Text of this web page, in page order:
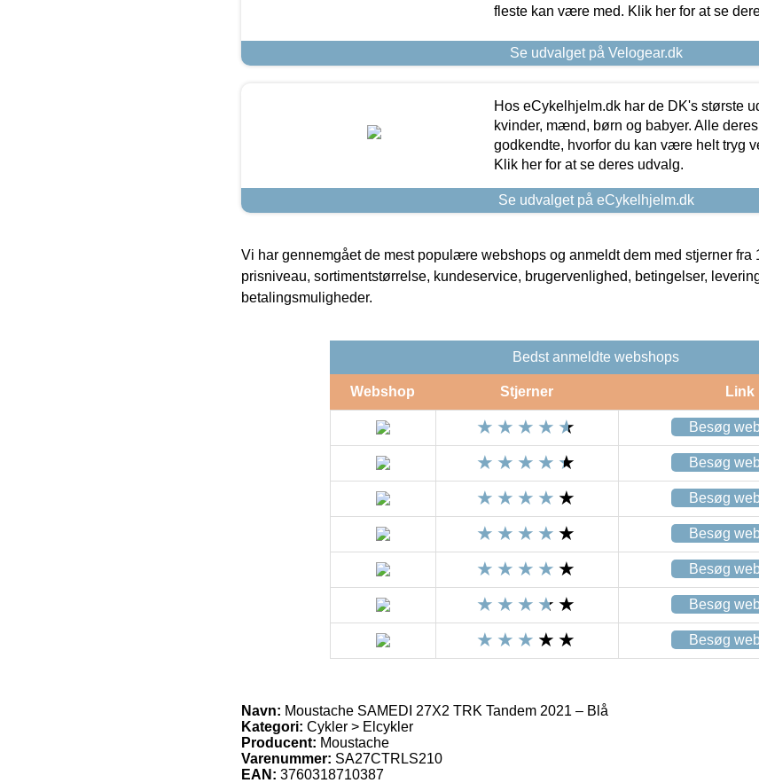
fleste kan være med. Klik her for at se
Se udvalget på Velogear.dk
Hos eCykelhjelm.dk har de DK's største
kvinder, mænd, børn og babyer. Alle
godkendte, hvorfor du kan være helt tryg
Klik her for at se deres udvalg.
Se udvalget på eCykelhjelm.dk
Vi har gennemgået de mest populære webshops og anmeldt dem med stjerner fra
prisniveau, sortimentstørrelse, kundeservice, brugervenlighed, betingelser,
betalingsmuligheder.
Bedst anmeldte webshops
Webshop Stjerner Link
Besøg
Besøg
Besøg
Besøg
Besøg
Besøg
Besøg
Navn: Moustache SAMEDI 27X2 TRK Tandem 2021 – Blå
Kategori: Cykler > Elcykler
Producent: Moustache
Varenummer: SA27CTRLS210
EAN: 3760318710387